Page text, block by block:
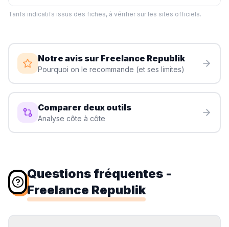
Tarifs indicatifs issus des fiches, à vérifier sur les sites officiels.
Notre avis sur Freelance Republik
Pourquoi on le recommande (et ses limites)
Comparer deux outils
Analyse côte à côte
Questions fréquentes -
Freelance Republik